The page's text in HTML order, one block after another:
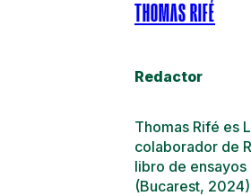
THOMAS RIFÉ
Redactor
Thomas Rifé es
colaborador de
libro de
(Bucarest,